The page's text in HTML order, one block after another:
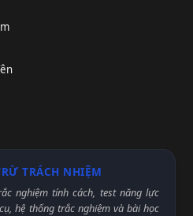
TRÁCH NHIỆM
nghiệm tính cách, test năng lực
hệ thống trắc nghiệm và bài học